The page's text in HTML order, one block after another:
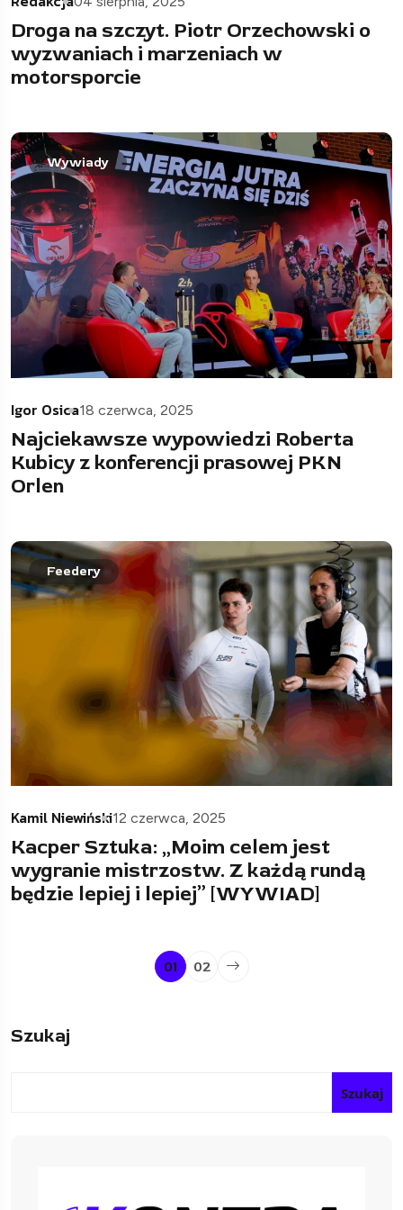
Droga na szczyt. Piotr Orzechowski o
wyzwaniach i marzeniach w
motorsporcie
Wywiady
Igor Osica18 czerwca, 2025
Najciekawsze wypowiedzi Roberta
Kubicy z konferencji prasowej PKN
Orlen
Feedery
Kamil Niewiński12 czerwca, 2025
Kacper Sztuka: „Moim celem jest
wygranie mistrzostw. Z każdą rundą
będzie lepiej i lepiej” [WYWIAD]
01 02
Szukaj
Szukaj